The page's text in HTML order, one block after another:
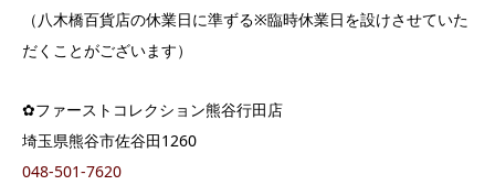
（八木橋百貨店の休業日に準ずる※臨時休業日を設けさせていた
だくことがございます）
✿ファーストコレクション熊谷行田店
埼玉県熊谷市佐谷田1260
048-501-7620